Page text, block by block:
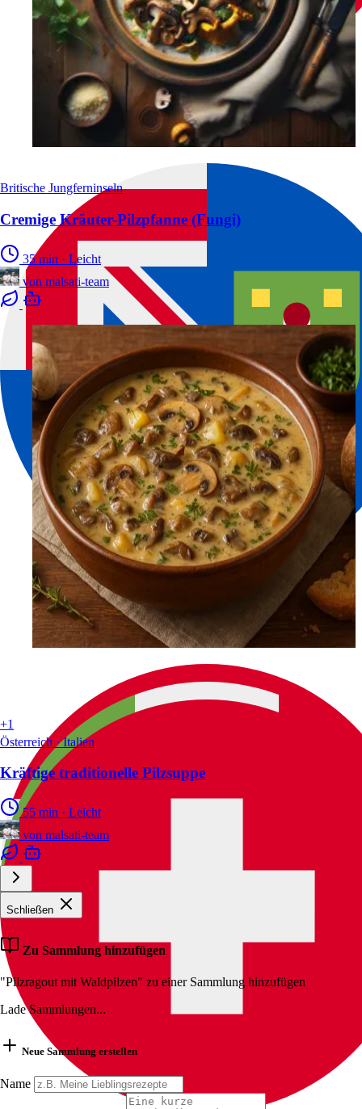
Britische Jungferninseln
Cremige Kräuter-Pilzpfanne (Fungi)
35 min · Leicht
von malsati-team
+1
Österreich · Italien
Kräftige traditionelle Pilzsuppe
55 min · Leicht
von malsati-team
Schließen
Zu Sammlung hinzufügen
"Pilzragout mit Waldpilzen" zu einer Sammlung hinzufügen
Lade Sammlungen...
Neue Sammlung erstellen
Name